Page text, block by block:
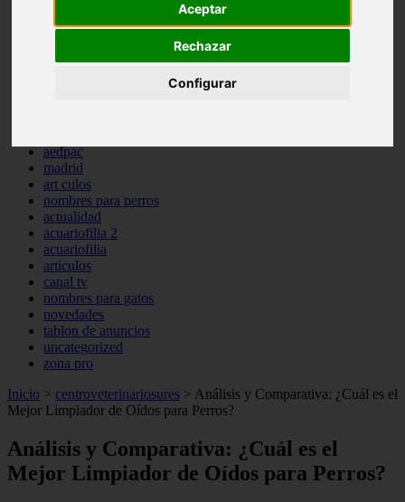
Aceptar
Rechazar
Configurar
navidad
aedpac
madrid
art culos
nombres para perros
actualidad
acuariofilia 2
acuariofilia
articulos
canal tv
nombres para gatos
novedades
tablon de anuncios
uncategorized
zona pro
Inicio > centroveterinariosures > Análisis y Comparativa: ¿Cuál es el
Mejor Limpiador de Oídos para Perros?
Análisis y Comparativa: ¿Cuál es el
Mejor Limpiador de Oídos para Perros?